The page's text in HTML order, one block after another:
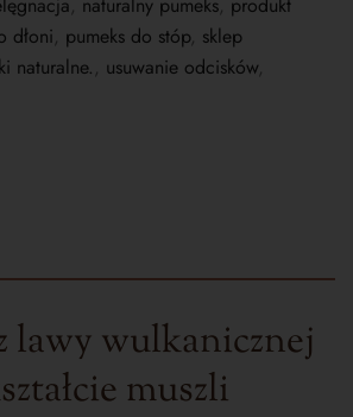
, naturalny pumeks, produkt
dłoni, pumeks do stóp, sklep
naturalne., usuwanie odcisków,
lawy wulkanicznej
muszli